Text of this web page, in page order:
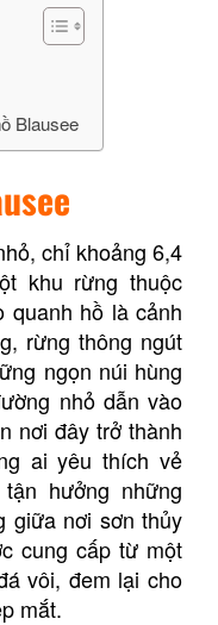
Blausee
chỉ khoảng 6,4
khu rừng thuộc
quanh hồ là cảnh
rừng thông ngút
ngọn núi hùng
nhỏ dẫn vào
nơi đây trở thành
ai yêu thích vẻ
hưởng những
giữa nơi sơn thủy
cung cấp từ một
vôi, đem lại cho
mắt.